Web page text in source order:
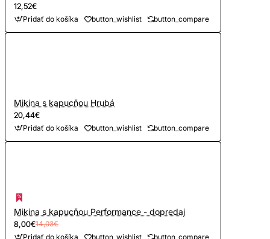
12,52€
Pridať do košíka button_wishlist button_compare
Mikina s kapucňou Hrubá
20,44€
Pridať do košíka button_wishlist button_compare
Mikina s kapucňou Performance - dopredaj
8,00€14,03€
Pridať do košíka button_wishlist button_compare